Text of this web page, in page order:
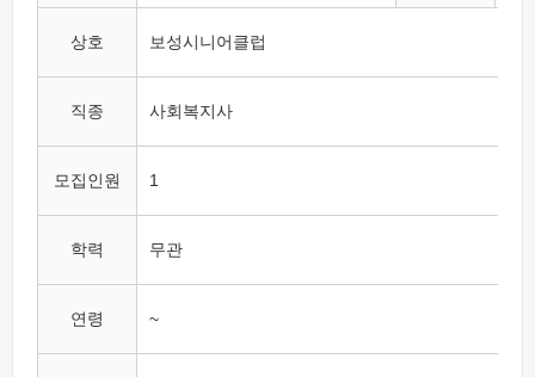
상호 보성시니어클럽
직종 사회복지사
모집인원 1
학력 무관
연령 ~